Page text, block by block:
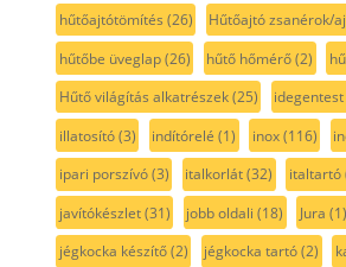
hűtőajtótömítés (26) Hűtőajtó zsanérok/
hűtőbe üveglap(26) hűtő hőmérő(2)
Hűtő világítás alkatrészek(25)
illatosító(3) indítórelé (1) inox(116)
ipari porszívó(3) italkorlát(32) italtartó
javítókészlet(31) jobb oldali (18) Jura (1)
jégkocka készítő(2) jégkocka tartó(2)